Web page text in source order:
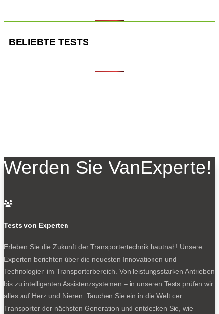
BELIEBTE TESTS
Werden Sie VanExperte!

Tests von Experten
Erleben Sie die Zukunft der Transportertechnik hautnah! Unsere
Experten berichten über die neuesten Innovationen und
Technologien im Transporterbereich. Von leistungsstarken Antrieben
bis zu intelligenten Assistenzsystemen – in unseren Tests prüfen wir
alles auf Herz und Nieren. Tauchen Sie ein in die Welt der
Transporter der nächsten Generation und entdecken Sie, wie